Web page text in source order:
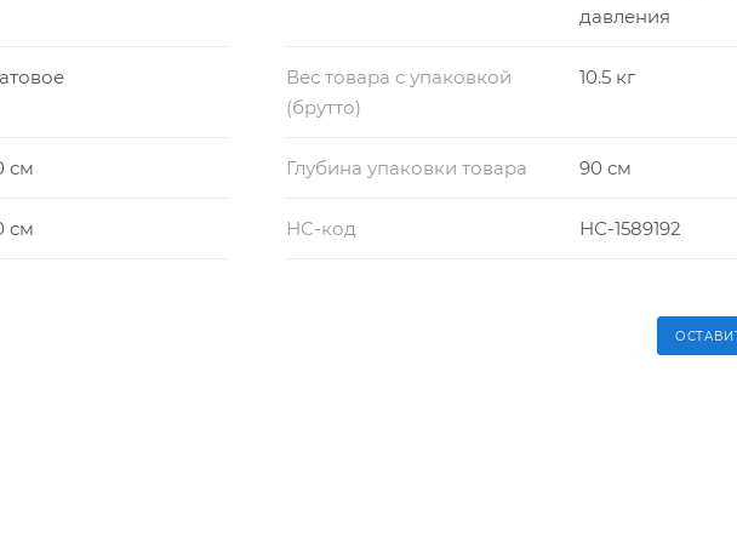
давления
Вес товара с упаковкой
(брутто)
10.5 кг
см Глубина упаковки товара 90 см
см НС-код НС-1589192